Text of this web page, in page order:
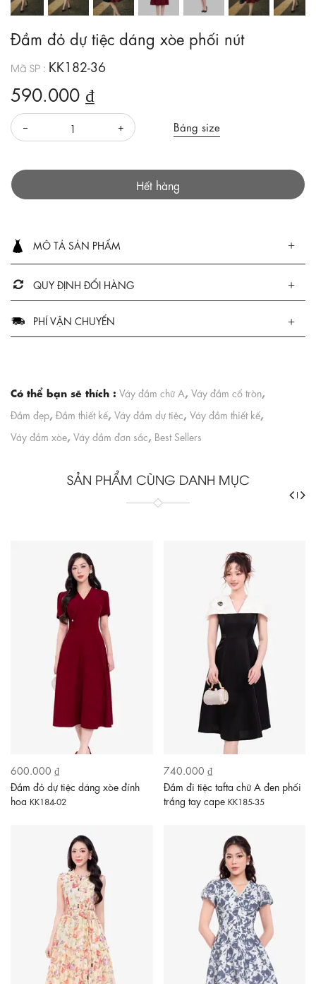
Đầm đỏ dự tiệc dáng xòe phối nút
Mã SP : KK182-36
590.000 ₫
Bảng size
Hết hàng
MÔ TẢ SẢN PHẨM
QUY ĐỊNH ĐỔI HÀNG
PHÍ VẬN CHUYỂN
Có thể bạn sẽ thích : Váy đầm chữ A, Váy đầm cổ tròn,
Đầm đẹp, Đầm thiết kế, Váy đầm dự tiệc, Váy đầm thiết kế,
Váy đầm xòe, Váy đầm đơn sắc, Best Sellers
SẢN PHẨM CÙNG DANH MỤC
600.000 ₫
Đầm đỏ dự tiệc dáng xòe đính
hoa KK184-02
740.000 ₫
Đầm đi tiệc tafta chữ A đen phối
trắng tay cape KK185-35